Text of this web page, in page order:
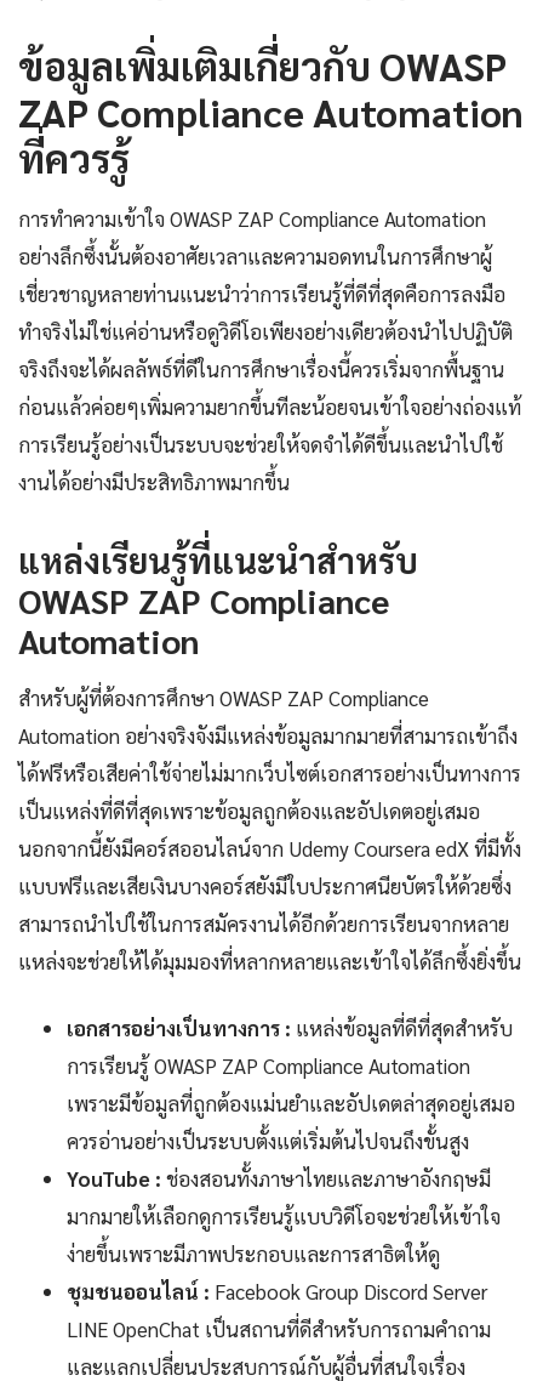
ข้อมูลเพิ่มเติมเกี่ยวกับ OWASP
ZAP Compliance Automation
ที่ควรรู้
การทำความเข้าใจ OWASP ZAP Compliance Automation
อย่างลึกซึ้งนั้นต้องอาศัยเวลาและความอดทนในการศึกษาผู้
เชี่ยวชาญหลายท่านแนะนำว่าการเรียนรู้ที่ดีที่สุดคือการลงมือ
ทำจริงไม่ใช่แค่อ่านหรือดูวิดีโอเพียงอย่างเดียวต้องนำไปปฏิบัติ
จริงถึงจะได้ผลลัพธ์ที่ดีในการศึกษาเรื่องนี้ควรเริ่มจากพื้นฐาน
ก่อนแล้วค่อยๆเพิ่มความยากขึ้นทีละน้อยจนเข้าใจอย่างถ่องแท้
การเรียนรู้อย่างเป็นระบบจะช่วยให้จดจำได้ดีขึ้นและนำไปใช้
งานได้อย่างมีประสิทธิภาพมากขึ้น
แหล่งเรียนรู้ที่แนะนำสำหรับ
OWASP ZAP Compliance
Automation
สำหรับผู้ที่ต้องการศึกษา OWASP ZAP Compliance
Automation อย่างจริงจังมีแหล่งข้อมูลมากมายที่สามารถเข้าถึง
ได้ฟรีหรือเสียค่าใช้จ่ายไม่มากเว็บไซต์เอกสารอย่างเป็นทางการ
เป็นแหล่งที่ดีที่สุดเพราะข้อมูลถูกต้องและอัปเดตอยู่เสมอ
นอกจากนี้ยังมีคอร์สออนไลน์จาก Udemy Coursera edX ที่มีทั้ง
แบบฟรีและเสียเงินบางคอร์สยังมีใบประกาศนียบัตรให้ด้วยซึ่ง
สามารถนำไปใช้ในการสมัครงานได้อีกด้วยการเรียนจากหลาย
แหล่งจะช่วยให้ได้มุมมองที่หลากหลายและเข้าใจได้ลึกซึ้งยิ่งขึ้น
เอกสารอย่างเป็นทางการ : แหล่งข้อมูลที่ดีที่สุดสำหรับ
การเรียนรู้ OWASP ZAP Compliance Automation
เพราะมีข้อมูลที่ถูกต้องแม่นยำและอัปเดตล่าสุดอยู่เสมอ
ควรอ่านอย่างเป็นระบบตั้งแต่เริ่มต้นไปจนถึงขั้นสูง
YouTube : ช่องสอนทั้งภาษาไทยและภาษาอังกฤษมี
มากมายให้เลือกดูการเรียนรู้แบบวิดีโอจะช่วยให้เข้าใจ
ง่ายขึ้นเพราะมีภาพประกอบและการสาธิตให้ดู
ชุมชนออนไลน์ : Facebook Group Discord Server
LINE OpenChat เป็นสถานที่ดีสำหรับการถามคำถาม
และแลกเปลี่ยนประสบการณ์กับผู้อื่นที่สนใจเรื่อง